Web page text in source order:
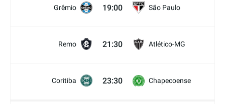
Grêmio 19:00 São Paulo
Remo 21:30 Atlético-MG
Coritiba 23:30 Chapecoense